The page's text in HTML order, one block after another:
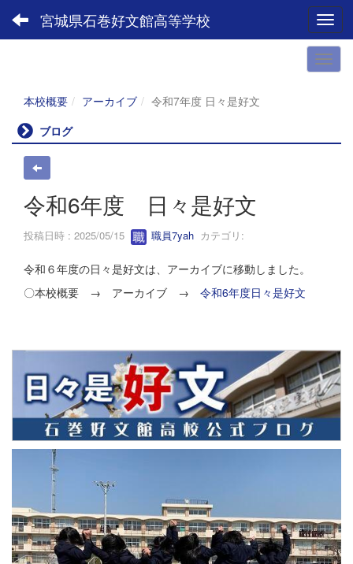
宮城県石巻好文館高等学校
本校概要 アーカイブ
令和7年度 日々是好文
ブログ
令和6年度 日々是好文
投稿日時 : 2025/05/15 職員7yah カテゴリ:
令和６年度の日々是好文は、アーカイブに移動しました。
〇本校概要 → アーカイブ → 令和6年度日々是好文